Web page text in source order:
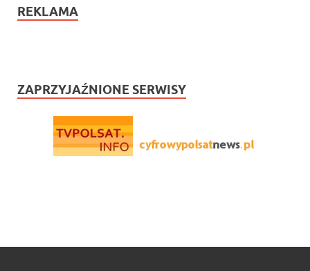
REKLAMA
ZAPRZYJAŹNIONE SERWISY